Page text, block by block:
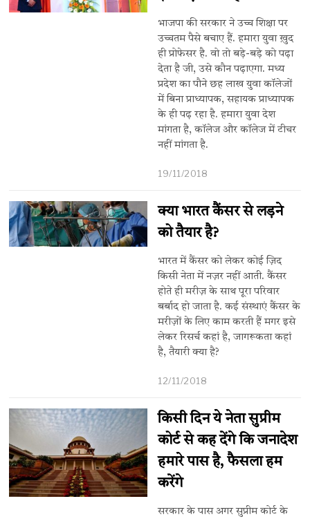
भाजपा की सरकार ने उच्च शिक्षा पर
उच्चतम पैसे बचाए हैं. हमारा युवा ख़ुद
ही प्रोफेसर है. वो तो बड़े-बड़े को पढ़ा
देता है जी, उसे कौन पढ़ाएगा. मध्य
प्रदेश का पौने छह लाख युवा कॉलेजों
में बिना प्राध्यापक, सहायक प्राध्यापक
के ही पढ़ रहा है. हमारा युवा देश
मांगता है, कॉलेज और कॉलेज में टीचर
नहीं मांगता है.
19/11/2018
क्या भारत कैंसर से लड़ने
को तैयार है?
भारत में कैंसर को लेकर कोई ज़िद
किसी नेता में नज़र नहीं आती. कैंसर
होते ही मरीज़ के साथ पूरा परिवार
बर्बाद हो जाता है. कई संस्थाएं कैंसर के
मरीज़ों के लिए काम करती हैं मगर इसे
लेकर रिसर्च कहां है, जागरूकता कहां
है, तैयारी क्या है?
12/11/2018
किसी दिन ये नेता सुप्रीम
कोर्ट से कह देंगे कि जनादेश
हमारे पास है, फैसला हम
करेंगे
सरकार के पास अगर सुप्रीम कोर्ट के